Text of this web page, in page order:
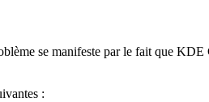
se manifeste par le fait que KDE
: